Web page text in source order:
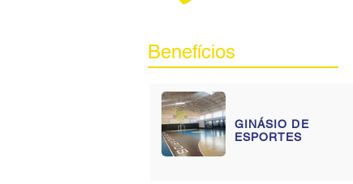
Benefícios
GINÁSIO DE
ESPORTES